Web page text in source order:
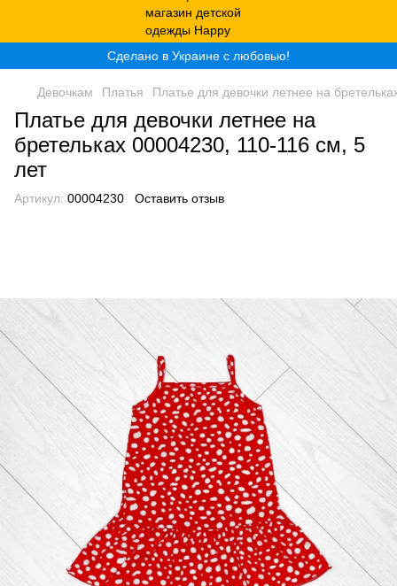
Сделано в Украине с любовью!
Девочкам Платья Платье для девочки летнее на
Платье для девочки летнее на
бретельках 00004230, 110-116 см, 5
лет
Артикул: 00004230 Оставить отзыв